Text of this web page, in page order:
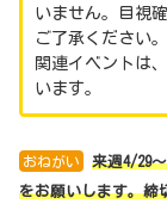
いません。目視
ご了承ください
関連イベントは
います。
おねがい
来週4/29
をお願いします。締